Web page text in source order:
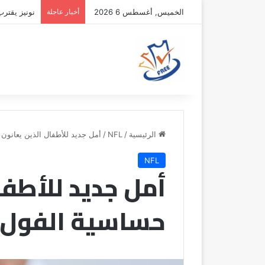
الخميس, أغسطس 6 2026 أخبار عاجلة نونيز
الرئيسية /
NFL
/ أمل جديد للأطفال الذين
NFL
أمل جديد
حساسية